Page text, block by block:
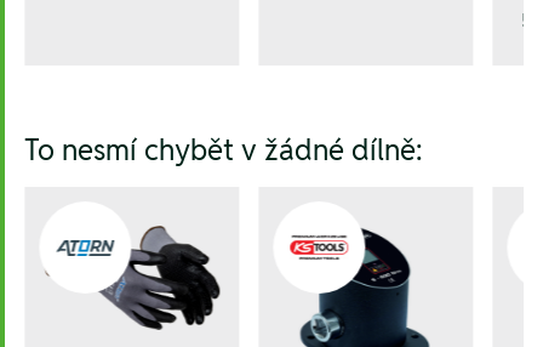
To nesmí chybět v žádné dílně: